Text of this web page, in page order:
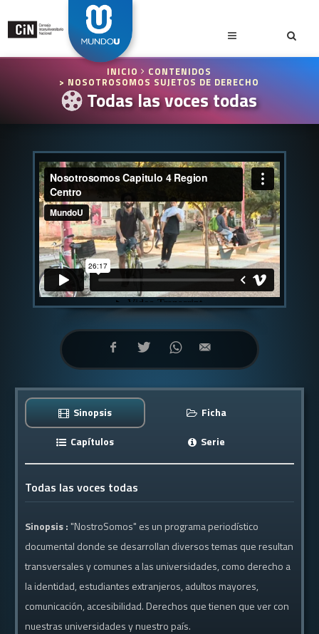
INICIO CONTENIDOS
> NOSOTROSOMOS SUJETOS DE DERECHO
Todas las voces todas
Sinopsis
Ficha
Capítulos
Serie
Todas las voces todas
Sinopsis : "NostroSomos" es un programa periodístico
documental donde se desarrollan diversos temas que resultan
transversales y comunes a las universidades, como derecho a
la identidad, estudiantes extranjeros, adultos mayores,
comunicación, accesibilidad. Derechos que tienen que ver con
nuestras universidades y nuestro país.